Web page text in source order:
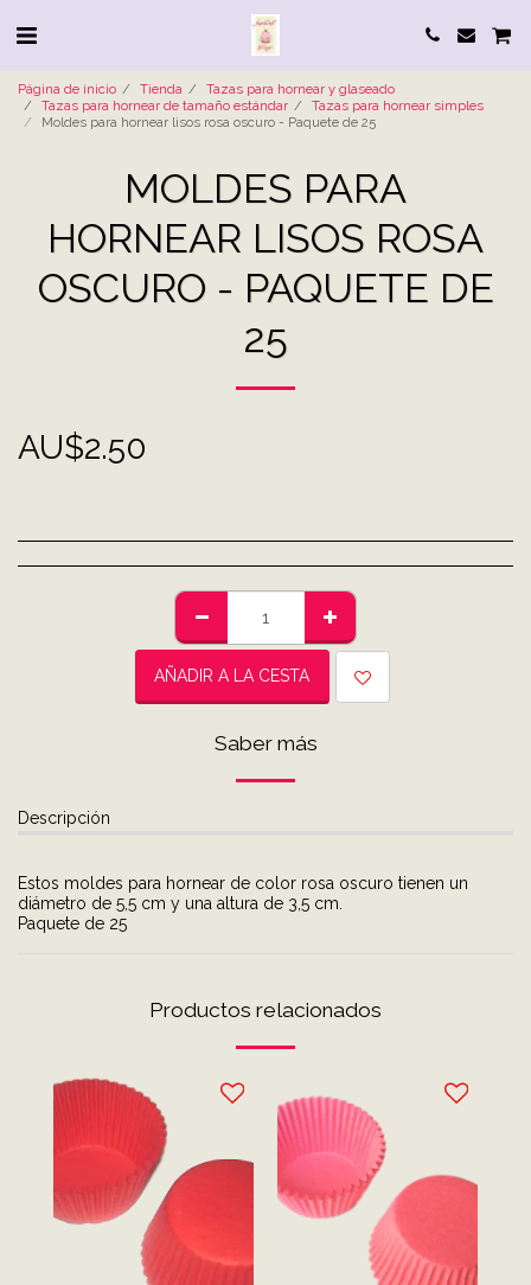
Página de inicio Tienda
Tazas para hornear y glaseado
Tazas para hornear de tamaño estándar
Tazas para hornear simples
Moldes para hornear lisos rosa oscuro - Paquete de 25
MOLDES PARA
HORNEAR LISOS ROSA
OSCURO - PAQUETE DE
25
AU$2.50
AÑADIR A LA CESTA
Saber más
Descripción
Estos moldes para hornear de color rosa oscuro tienen un
diámetro de 5,5 cm y una altura de 3,5 cm.
Paquete de 25
Productos relacionados